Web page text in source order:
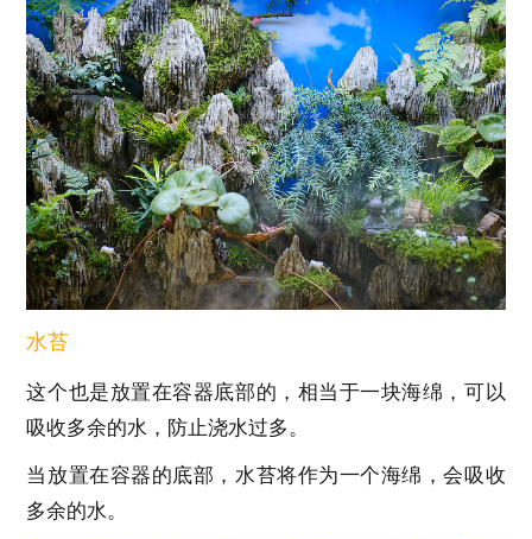
水苔
这个也是放置在容器底部的，相当于一块海绵，可以
吸收多余的水，防止浇水过多。
当放置在容器的底部，水苔将作为一个海绵，会吸收
多余的水。